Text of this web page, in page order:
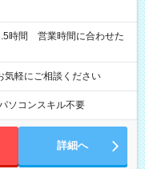
軽にご相談ください
ソコンスキル不要
詳細へ